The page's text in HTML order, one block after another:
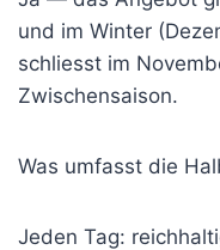
und im Winter
schliesst im
Zwischensaison.
Was umfasst die
Jeden Tag: